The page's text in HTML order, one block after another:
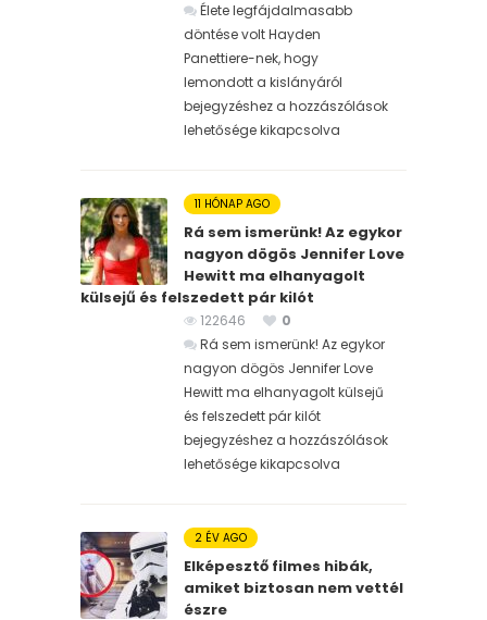
Élete legfájdalmasabb
döntése volt Hayden
Panettiere-nek, hogy
lemondott a kislányáról
bejegyzéshez a hozzászólások
lehetősége kikapcsolva
11 HÓNAP AGO
Rá sem ismerünk! Az egykor
nagyon dögös Jennifer Love
Hewitt ma elhanyagolt
külsejű és felszedett pár kilót
122646
0
Rá sem ismerünk! Az egykor
nagyon dögös Jennifer Love
Hewitt ma elhanyagolt külsejű
és felszedett pár kilót
bejegyzéshez a hozzászólások
lehetősége kikapcsolva
2 ÉV AGO
Elképesztő filmes hibák,
amiket biztosan nem vettél
észre